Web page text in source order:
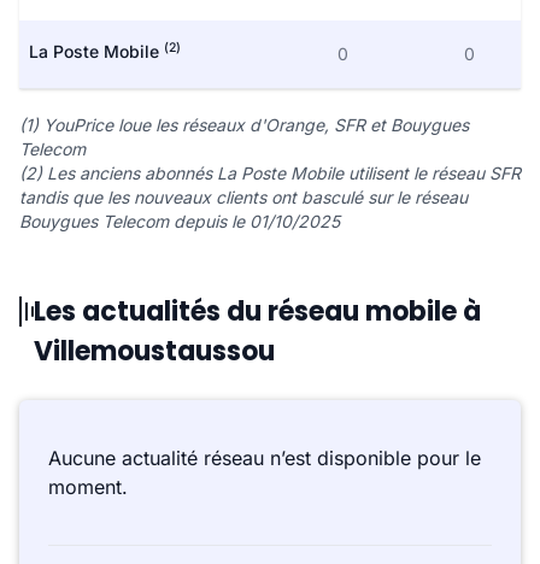
La Poste Mobile (2) 0 0
(1) YouPrice loue les réseaux d'Orange, SFR et Bouygues
Telecom
(2) Les anciens abonnés La Poste Mobile utilisent le réseau SFR
tandis que les nouveaux clients ont basculé sur le réseau
Bouygues Telecom depuis le 01/10/2025
Les actualités du réseau mobile à
Villemoustaussou
Aucune actualité réseau n’est disponible pour le
moment.